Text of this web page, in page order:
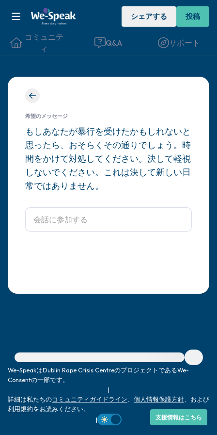
シェアする 投稿
コミュニテ
ィ
Q&A サポート
希望のメッセージ
もしあなたが暴行を受けたかもしれないと
思ったら、おそらくその通りでしょう。時
間をかけて対処してください。決して軽視
しないでください。これは決して新しい日
常ではありません。
緊急の支援が必要な方は、{{resource}} をご訪問ください。
We-SpeakはDublin Rape Crisis CentreのプロジェクトであるWe-
Consentの一部です。
|
詳細は私たちのコミュニティガイドライン 個人情報保護方針 、および
利用規約をお読みください。
|
支援情報はこちら
座り心地の良い場所を見つけてください。
目を軽く閉じて、深呼吸を数回します。鼻
から息を吸い（3つ数え）、口から息を吐
きます（3つ数え）。さあ、目を開けて周
りを見回してください。以下のことを声に
出して言ってみてください。
ことができます）
最後に深呼吸をしましょう。